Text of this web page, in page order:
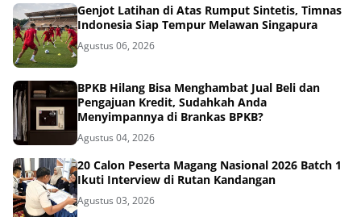
Genjot Latihan di Atas Rumput Sintetis, Timnas
Indonesia Siap Tempur Melawan Singapura
Agustus 06, 2026
BPKB Hilang Bisa Menghambat Jual Beli dan
Pengajuan Kredit, Sudahkah Anda
Menyimpannya di Brankas BPKB?
Agustus 04, 2026
20 Calon Peserta Magang Nasional 2026 Batch 1
Ikuti Interview di Rutan Kandangan
Agustus 03, 2026